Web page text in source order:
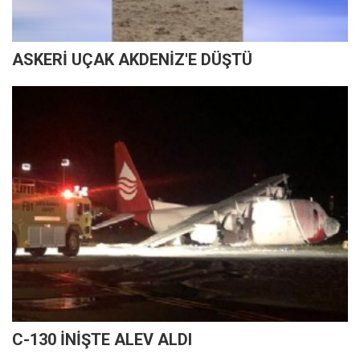
ASKERİ UÇAK AKDENİZ'E DÜŞTÜ
C-130 İNİŞTE ALEV ALDI